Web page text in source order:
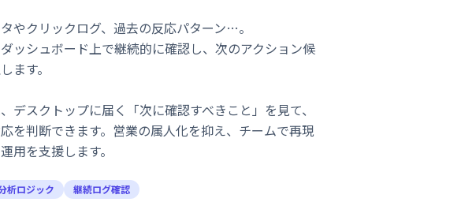
やクリックログ、過去の反応パターン…。
ッシュボード上で継続的に確認し、次のアクション候
ます。
デスクトップに届く「次に確認すべきこと」を見て、
を判断できます。営業の属人化を抑え、チームで再現
用を支援します。
析ロジック 継続ログ確認